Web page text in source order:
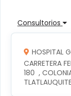
Consultorios
HOSPITAL
CARRETERA
180  ,